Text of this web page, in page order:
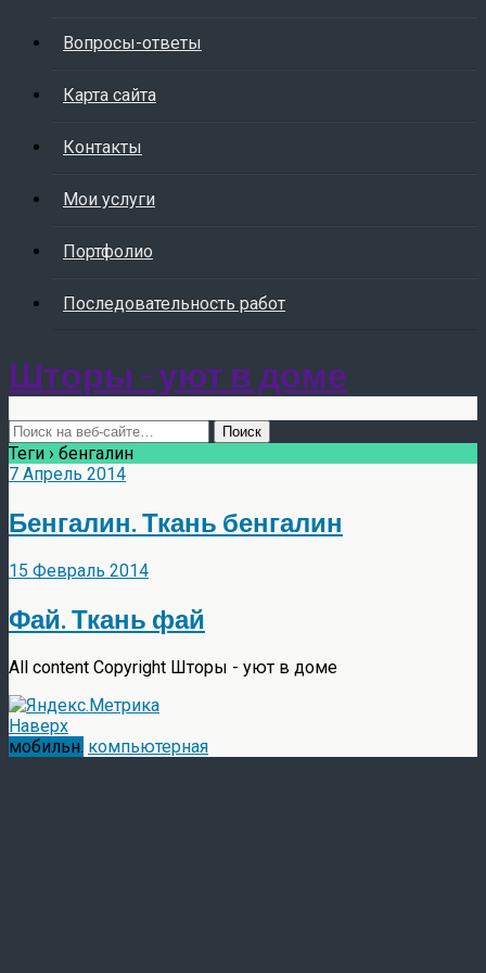
Вопросы-ответы
Карта сайта
Контакты
Мои услуги
Портфолио
Последовательность работ
Шторы - уют в доме
Теги › бенгалин
7 Апрель 2014
Бенгалин. Ткань бенгалин
15 Февраль 2014
Фай. Ткань фай
All content Copyright Шторы - уют в доме
Наверх
мобильн. компьютерная